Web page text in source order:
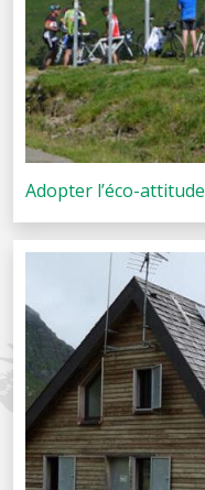
Adopter l’éco-